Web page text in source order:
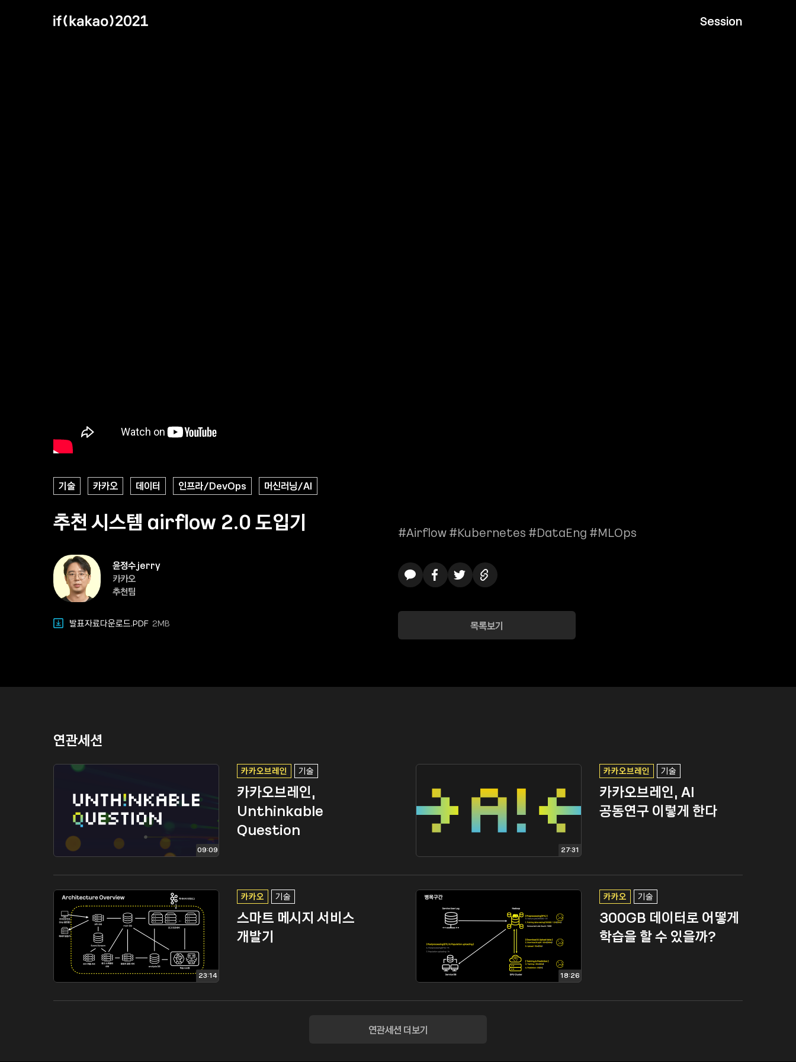
Session
기술 카카오 데이터 인프라/DevOps 머신러닝/AI
추천 시스템 airflow 2.0 도입기
윤정수 jerry
카카오
추천팀
발표자료다운로드.PDF 2MB
#Airflow #Kubernetes #DataEng #MLOps
목록보기
연관세션
09:09
카카오브레인 기술
카카오브레인,
Unthinkable
Question
27:31
카카오브레인 기술
카카오브레인, AI
공동연구 이렇게 한다
23:14
카카오 기술
스마트 메시지 서비스
개발기
18:26
카카오 기술
300GB 데이터로 어떻게
학습을 할 수 있을까?
연관세션 더보기